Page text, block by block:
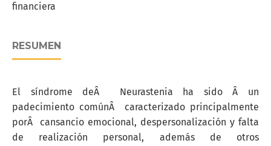
financiera
RESUMEN
El síndrome deÂ Neurastenia ha sido Â un
padecimiento comúnÂ caracterizado principalmente
porÂ cansancio emocional, despersonalización y falta
de realización personal, además de otros